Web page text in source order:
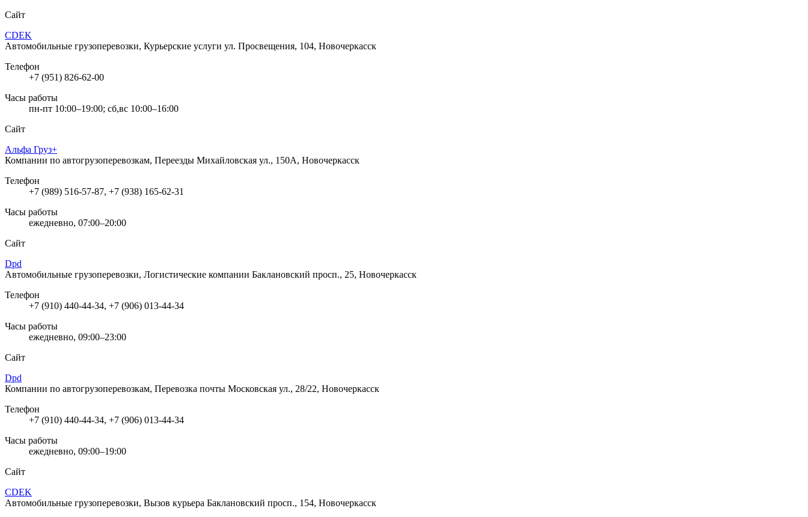
Сайт
CDEK
Автомобильные грузоперевозки, Курьерские услуги ул. Просвещения, 104, Новочеркасск
Телефон
+7 (951) 826-62-00
Часы работы
пн-пт 10:00–19:00; сб,вс 10:00–16:00
Сайт
Альфа Груз+
Компании по автогрузоперевозкам, Переезды Михайловская ул., 150А, Новочеркасск
Телефон
+7 (989) 516-57-87, +7 (938) 165-62-31
Часы работы
ежедневно, 07:00–20:00
Сайт
Dpd
Автомобильные грузоперевозки, Логистические компании Баклановский просп., 25, Новочеркасск
Телефон
+7 (910) 440-44-34, +7 (906) 013-44-34
Часы работы
ежедневно, 09:00–23:00
Сайт
Dpd
Компании по автогрузоперевозкам, Перевозка почты Московская ул., 28/22, Новочеркасск
Телефон
+7 (910) 440-44-34, +7 (906) 013-44-34
Часы работы
ежедневно, 09:00–19:00
Сайт
CDEK
Автомобильные грузоперевозки, Вызов курьера Баклановский просп., 154, Новочеркасск